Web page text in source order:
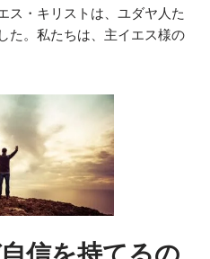
ス・キリストは、ユダヤ人た
た。私たちは、主イエス様の